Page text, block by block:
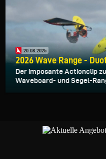
20.08.2025
2026 Wave Range -
Der imposante Actionclip
Waveboard- und Segel-